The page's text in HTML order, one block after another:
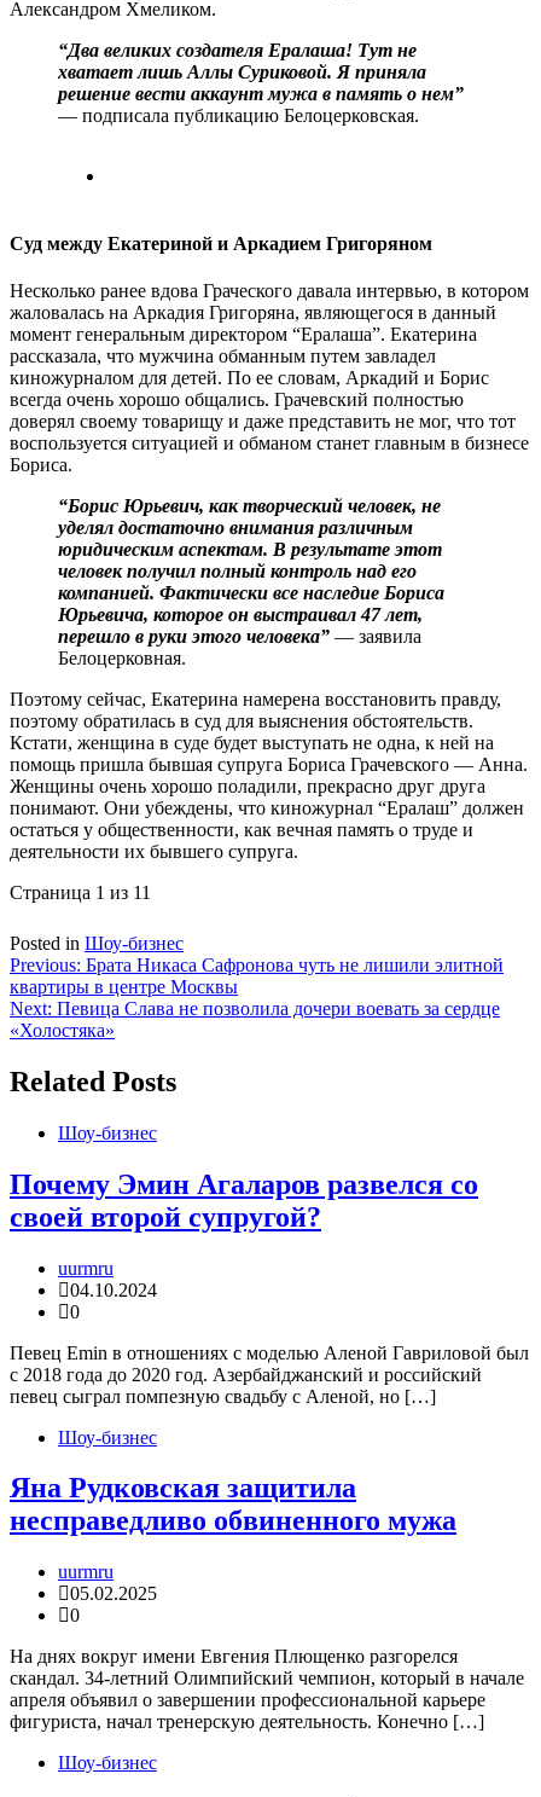
Александром Хмеликом.
“Два великих создателя Ералаша! Тут не
хватает лишь Аллы Суриковой. Я приняла
решение вести аккаунт мужа в память о нем”
— подписала публикацию Белоцерковская.
Суд между Екатериной и Аркадием Григоряном
Несколько ранее вдова Граческого давала интервью, в котором
жаловалась на Аркадия Григоряна, являющегося в данный
момент генеральным директором “Ералаша”. Екатерина
рассказала, что мужчина обманным путем завладел
киножурналом для детей. По ее словам, Аркадий и Борис
всегда очень хорошо общались. Грачевский полностью
доверял своему товарищу и даже представить не мог, что тот
воспользуется ситуацией и обманом станет главным в бизнесе
Бориса.
“Борис Юрьевич, как творческий человек, не
уделял достаточно внимания различным
юридическим аспектам. В результате этот
человек получил полный контроль над его
компанией. Фактически все наследие Бориса
Юрьевича, которое он выстраивал 47 лет,
перешло в руки этого человека” — заявила
Белоцерковная.
Поэтому сейчас, Екатерина намерена восстановить правду,
поэтому обратилась в суд для выяснения обстоятельств.
Кстати, женщина в суде будет выступать не одна, к ней на
помощь пришла бывшая супруга Бориса Грачевского — Анна.
Женщины очень хорошо поладили, прекрасно друг друга
понимают. Они убеждены, что киножурнал “Ералаш” должен
остаться у общественности, как вечная память о труде и
деятельности их бывшего супруга.
Страница 1 из 11
Posted in Шоу-бизнес
Навигация
по
записям
Previous: Брата Никаса Сафронова чуть не лишили элитной
квартиры в центре Москвы
Next: Певица Слава не позволила дочери воевать за сердце
«Холостяка»
Related Posts
Шоу-бизнес
Почему Эмин Агаларов развелся со
своей второй супругой?
uurmru
04.10.2024
0
Певец Emin в отношениях с моделью Аленой Гавриловой был
с 2018 года до 2020 год. Азербайджанский и российский
певец сыграл помпезную свадьбу с Аленой, но […]
Шоу-бизнес
Яна Рудковская защитила
несправедливо обвиненного мужа
uurmru
05.02.2025
0
На днях вокруг имени Евгения Плющенко разгорелся
скандал. 34-летний Олимпийский чемпион, который в начале
апреля объявил о завершении профессиональной карьере
фигуриста, начал тренерскую деятельность. Конечно […]
Шоу-бизнес